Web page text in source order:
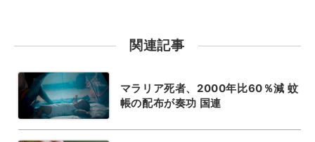
関連記事
マラリア死者、2000年比60％減 蚊
帳の配布が奏功 国連